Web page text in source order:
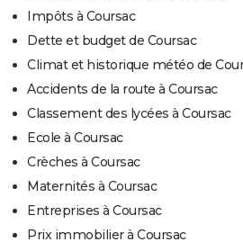
Impôts à Coursac
Dette et budget de Coursac
Climat et historique météo de
Accidents de la route à Coursac
Classement des lycées à Coursac
Ecole à Coursac
Crèches à Coursac
Maternités à Coursac
Entreprises à Coursac
Prix immobilier à Coursac